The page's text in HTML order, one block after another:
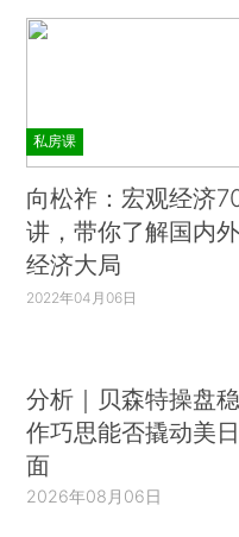
私房课
向松祚：宏观经济
讲，带你了解国内外
经济大局
2022年04月06日
分析｜贝森特操盘
作巧思能否撬动美
面
2026年08月06日